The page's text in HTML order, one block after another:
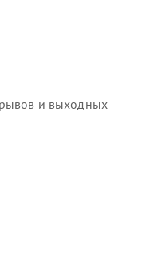
и выходных